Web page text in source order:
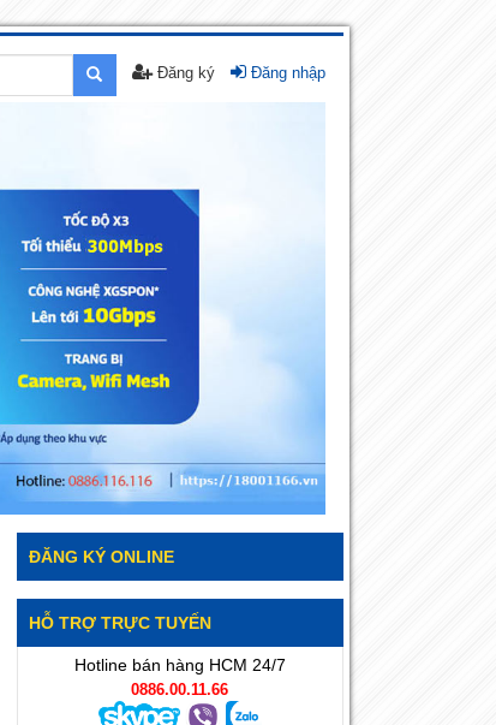
Đăng ký Đăng nhập
ĐĂNG KÝ ONLINE
HỖ TRỢ TRỰC TUYẾN
Hotline bán hàng HCM 24/7
0886.00.11.66